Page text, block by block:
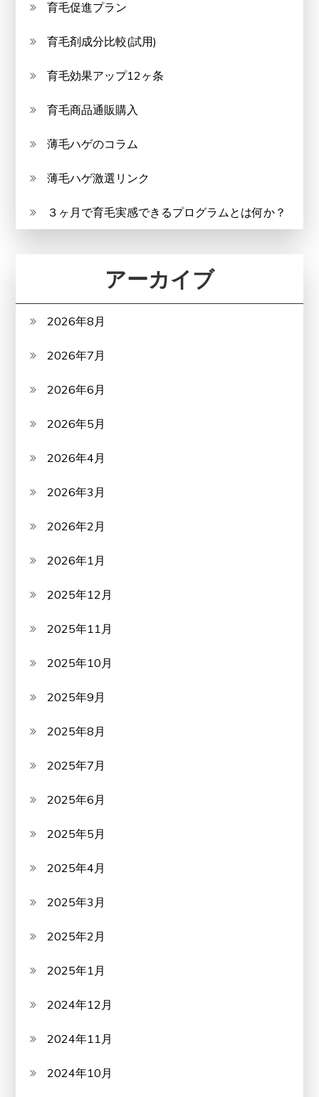
育毛促進プラン
育毛剤成分比較(試用)
育毛効果アップ12ヶ条
育毛商品通販購入
薄毛ハゲのコラム
薄毛ハゲ激選リンク
３ヶ月で育毛実感できるプログラムとは何か？
アーカイブ
2026年8月
2026年7月
2026年6月
2026年5月
2026年4月
2026年3月
2026年2月
2026年1月
2025年12月
2025年11月
2025年10月
2025年9月
2025年8月
2025年7月
2025年6月
2025年5月
2025年4月
2025年3月
2025年2月
2025年1月
2024年12月
2024年11月
2024年10月